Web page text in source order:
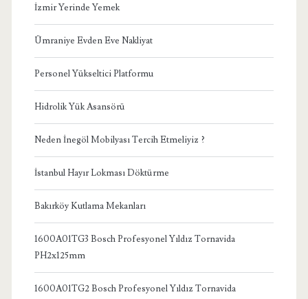
İzmir Yerinde Yemek
Ümraniye Evden Eve Nakliyat
Personel Yükseltici Platformu
Hidrolik Yük Asansörü
Neden İnegöl Mobilyası Tercih Etmeliyiz ?
İstanbul Hayır Lokması Döktürme
Bakırköy Kutlama Mekanları
1600A01TG3 Bosch Profesyonel Yıldız Tornavida
PH2x125mm
1600A01TG2 Bosch Profesyonel Yıldız Tornavida